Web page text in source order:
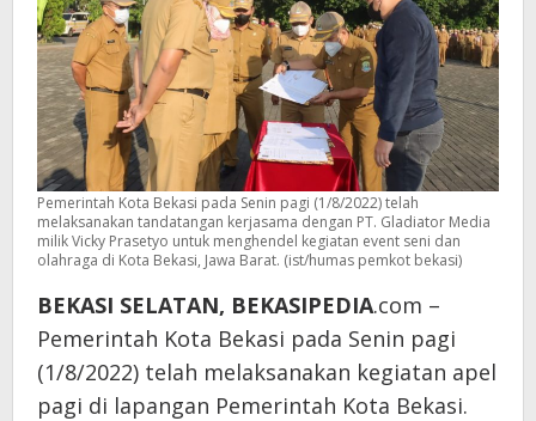
Pemerintah Kota Bekasi pada Senin pagi (1/8/2022) telah
melaksanakan tandatangan kerjasama dengan PT. Gladiator Media
milik Vicky Prasetyo untuk menghendel kegiatan event seni dan
olahraga di Kota Bekasi, Jawa Barat. (ist/humas pemkot bekasi)
BEKASI SELATAN, BEKASIPEDIA.com –
Pemerintah Kota Bekasi pada Senin pagi
(1/8/2022) telah melaksanakan kegiatan apel
pagi di lapangan Pemerintah Kota Bekasi.